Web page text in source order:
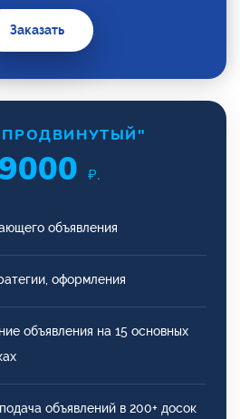
Заказать
9000 ₽.
объявления
оформления
объявления на 15 основных
объявлений в 200+ досок